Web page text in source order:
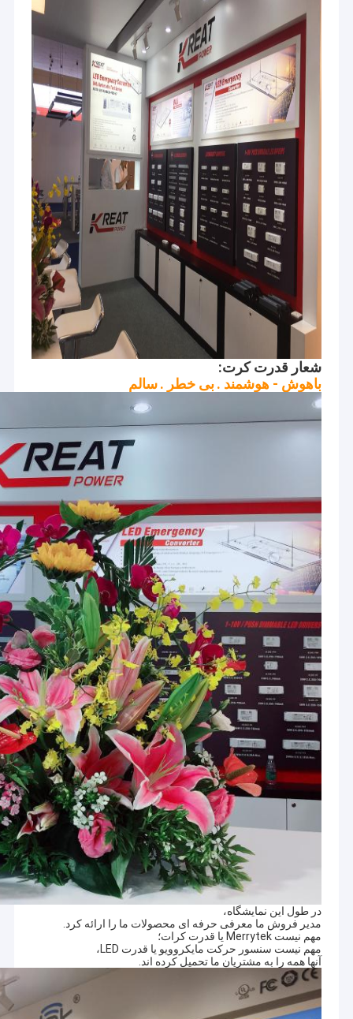
شعار قدرت کرت:
باهوش - هوشمند .بی خطر .سالم
در طول این نمایشگاه،
مدیر فروش ما معرفی حرفه ای محصولات ما را ارائه کرد.
مهم نیست Merrytek یا قدرت کرات؛
مهم نیست سنسور حرکت مایکروویو یا قدرت LED،
آنها همه را به مشتریان ما تحمیل کرده اند.
در حال حاضر اکثر درایورهای LED قابل کاهش دارای مشکلات فلک زدن
(به ویژه انواع PWM) هستند ، هنگامی که کمتر از 5٪ کم شده
است.تکنولوژی کمرنگ بدون فلک که اخیراً توسط مری تک توسعه یافته
است می تواند تقریباً تمام فلک ها را از بین ببرد و حتی وقتی که کمرنگ
محصولات معمولی: سری ML و KL.
بسته اضطراری برای چراغ های LED
مانند چراغ های سقف ، چراغ های سه ضلعی ، چراغ های پایین و چراغ های
پانلی اختصاص داده است.باطری با کیفیت بالا در تمام طیف ما استفاده
خواهد شد و اطمینان حاصل کنید که زمان عمر عالی و شهرت خوب.
محصولات معمولی: سری KE و ME.